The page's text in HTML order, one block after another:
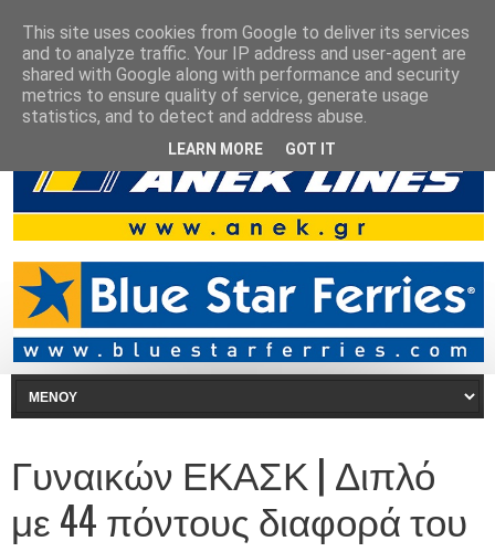
Γυναικών ΕΚΑΣΚ | Διπλό
με 44 πόντους διαφορά του
This site uses cookies from Google to deliver its services
and to analyze traffic. Your IP address and user-agent are
shared with Google along with performance and security
metrics to ensure quality of service, generate usage
statistics, and to detect and address abuse.
LEARN MORE GOT IT